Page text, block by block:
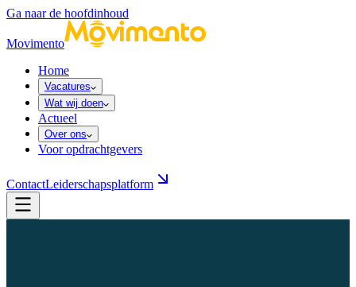
Ga naar de hoofdinhoud
Movimento
Home
Vacatures
Wat wij doen
Actueel
Over ons
Voor opdrachtgevers
ContactLeiderschapsplatform